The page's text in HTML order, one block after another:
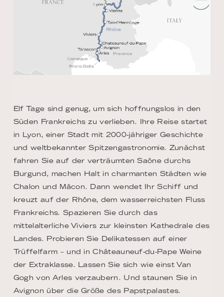
Elf Tage sind genug, um sich hoffnungslos in den
Süden Frankreichs zu verlieben. Ihre Reise startet
in Lyon, einer Stadt mit 2000-jähriger Geschichte
und weltbekannter Spitzengastronomie. Zunächst
fahren Sie auf der verträumten Saône durchs
Burgund, machen Halt in charmanten Städten wie
Chalon und Mâcon. Dann wendet Ihr Schiff und
kreuzt auf der Rhône, dem wasserreichsten Fluss
Frankreichs. Spazieren Sie durch das
mittelalterliche Viviers zur kleinsten Kathedrale des
Landes. Probieren Sie Delikatessen auf einer
Trüffelfarm – und in Châteauneuf-du-Pape Weine
der Extraklasse. Lassen Sie sich wie einst Van
Gogh von Arles verzaubern. Und staunen Sie in
Avignon über die Größe des Papstpalastes.